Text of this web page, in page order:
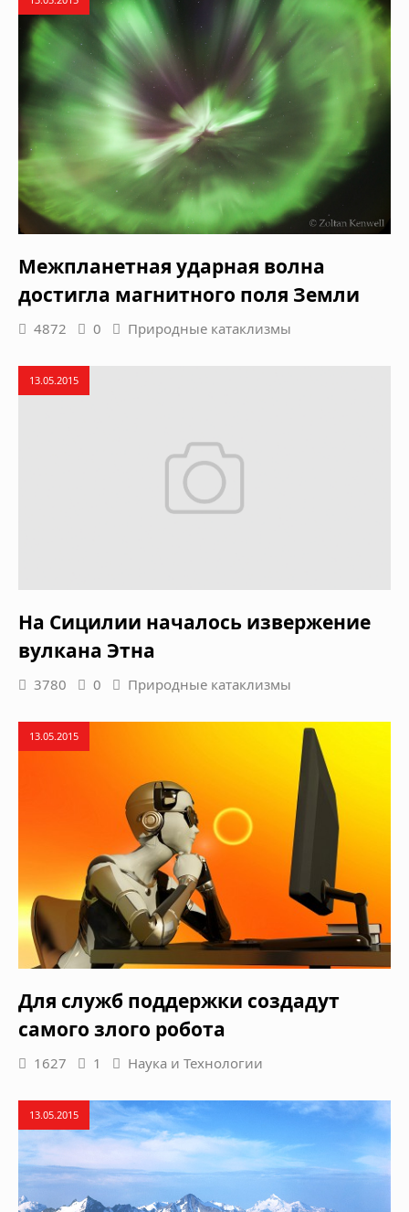
Межпланетная ударная волна
достигла магнитного поля Земли
4872 0 Природные катаклизмы
13.05.2015
На Сицилии началось извержение
вулкана Этна
3780 0 Природные катаклизмы
13.05.2015
Для служб поддержки создадут
самого злого робота
1627 1 Наука и Технологии
13.05.2015